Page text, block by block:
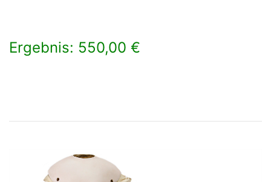
Ergebnis: 550,00 €